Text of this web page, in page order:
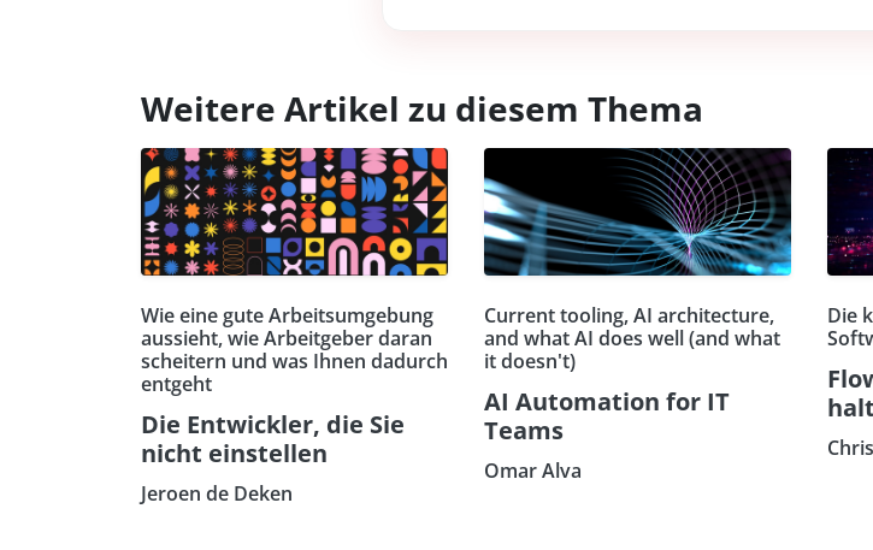
Weitere Artikel zu diesem Thema
Wie eine gute Arbeitsumgebung
aussieht, wie Arbeitgeber daran
scheitern und was Ihnen dadurch
entgeht
Die Entwickler, die Sie
nicht einstellen
Jeroen de Deken
Current tooling, AI architecture,
and what AI does well (and what
it doesn't)
AI Automation for IT
Teams
Omar Alva
Die